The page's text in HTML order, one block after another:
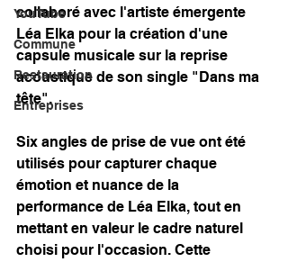
YouTube
Commune
Restauration
Entreprises
collaboré avec l'artiste émergente
Léa Elka pour la création d'une
capsule musicale sur la reprise
acoustique de son single "Dans ma
tête".
Six angles de prise de vue ont été
utilisés pour capturer chaque
émotion et nuance de la
performance de Léa Elka, tout en
mettant en valeur le cadre naturel
choisi pour l'occasion. Cette